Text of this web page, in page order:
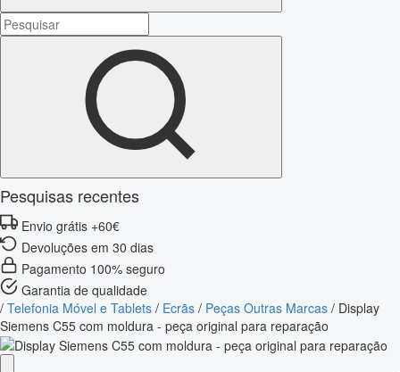
Pesquisas recentes
Envio grátis +60€
Devoluções em 30 dias
Pagamento 100% seguro
Garantia de qualidade
/ Telefonia Móvel e Tablets / Ecrãs / Peças Outras Marcas / Display
Siemens C55 com moldura - peça original para reparação